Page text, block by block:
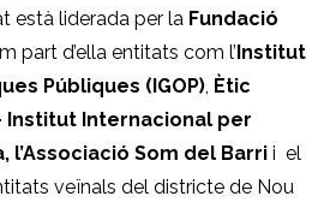
està liderada per la Fundació
part d’ella entitats com l’Institut
Públiques (IGOP), Ètic
Institut Internacional per
, l’Associació Som del Barri i el
veïnals del districte de Nou